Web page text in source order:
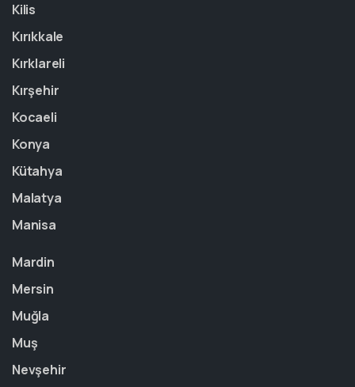
Kilis
Kırıkkale
Kırklareli
Kırşehir
Kocaeli
Konya
Kütahya
Malatya
Manisa
Mardin
Mersin
Muğla
Muş
Nevşehir